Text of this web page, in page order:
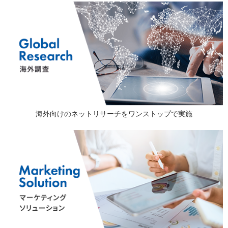
海外向けのネットリサーチをワンストップで実施